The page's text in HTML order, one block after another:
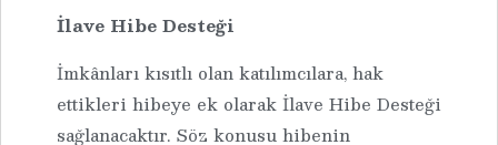
İlave Hibe Desteği
İmkânları kısıtlı olan katılımcılara, hak
ettikleri hibeye ek olarak İlave Hibe Desteği
sağlanacaktır. Söz konusu hibenin